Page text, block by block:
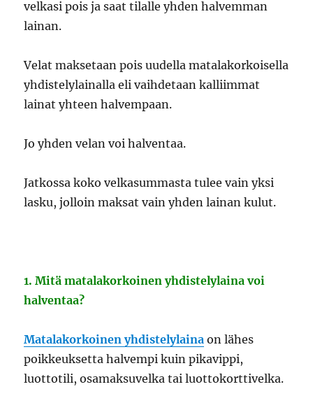
velkasi pois ja saat tilalle yhden halvemman
lainan.
Velat maksetaan pois uudella matalakorkoisella
yhdistelylainalla eli vaihdetaan kalliimmat
lainat yhteen halvempaan.
Jo yhden velan voi halventaa.
Jatkossa koko velkasummasta tulee vain yksi
lasku, jolloin maksat vain yhden lainan kulut.
1. Mitä matalakorkoinen yhdistelylaina voi
halventaa?
Matalakorkoinen yhdistelylaina on lähes
poikkeuksetta halvempi kuin pikavippi,
luottotili, osamaksuvelka tai luottokorttivelka.